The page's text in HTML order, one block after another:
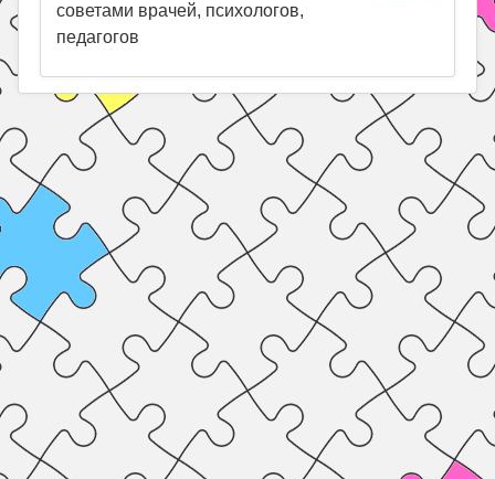
советами врачей, психологов,
педагогов